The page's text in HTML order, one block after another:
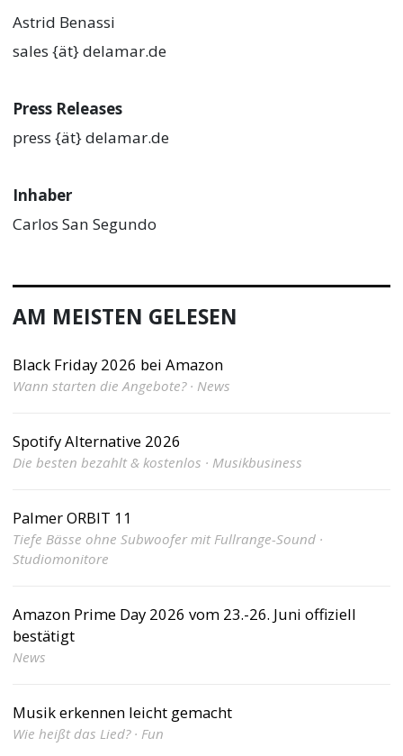
Astrid Benassi
sales {ät} delamar.de
Press Releases
press {ät} delamar.de
Inhaber
Carlos San Segundo
AM MEISTEN GELESEN
Black Friday 2026 bei Amazon
Wann starten die Angebote? · News
Spotify Alternative 2026
Die besten bezahlt & kostenlos · Musikbusiness
Palmer ORBIT 11
Tiefe Bässe ohne Subwoofer mit Fullrange-Sound ·
Studiomonitore
Amazon Prime Day 2026 vom 23.-26. Juni offiziell
bestätigt
News
Musik erkennen leicht gemacht
Wie heißt das Lied? · Fun